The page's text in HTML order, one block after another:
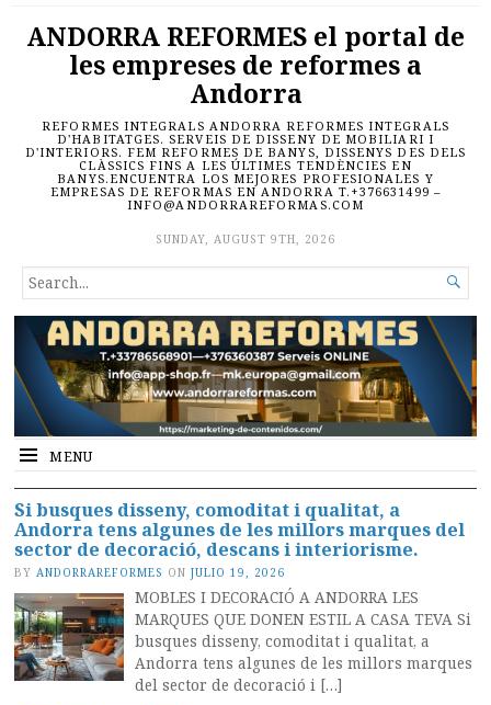
ANDORRA REFORMES el portal de
les empreses de reformes a
Andorra
REFORMES INTEGRALS ANDORRA REFORMES INTEGRALS
D'HABITATGES. SERVEIS DE DISSENY DE MOBILIARI I
D'INTERIORS. FEM REFORMES DE BANYS, DISSENYS DES DELS
CLÀSSICS FINS A LES ÚLTIMES TENDÈNCIES EN
BANYS.ENCUENTRA LOS MEJORES PROFESIONALES Y
EMPRESAS DE REFORMAS EN ANDORRA T.+376631499 –
INFO@ANDORRAREFORMAS.COM
SUNDAY, AUGUST 9TH, 2026
SEARCH
FOR...

MENU
Si busques disseny, comoditat i qualitat, a
Andorra tens algunes de les millors marques del
sector de decoració, descans i interiorisme.
BY ANDORRAREFORMES ON JULIO 19, 2026
MOBLES I DECORACIÓ A ANDORRA LES
MARQUES QUE DONEN ESTIL A CASA TEVA Si
busques disseny, comoditat i qualitat, a
Andorra tens algunes de les millors marques
del sector de decoració i […]